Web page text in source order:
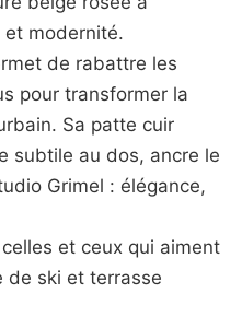
et modernité.
de rabattre les
pour transformer la
Sa patte cuir
subtile au dos, ancre le
Grimel : élégance,
et ceux qui aiment
de ski et terrasse